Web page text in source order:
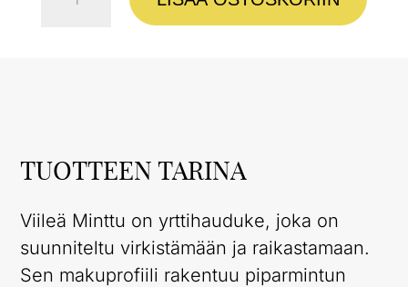
TUOTTEEN TARINA
Viileä Minttu on yrttihauduke, joka on
suunniteltu virkistämään ja raikastamaan.
Sen makuprofiili rakentuu piparmintun